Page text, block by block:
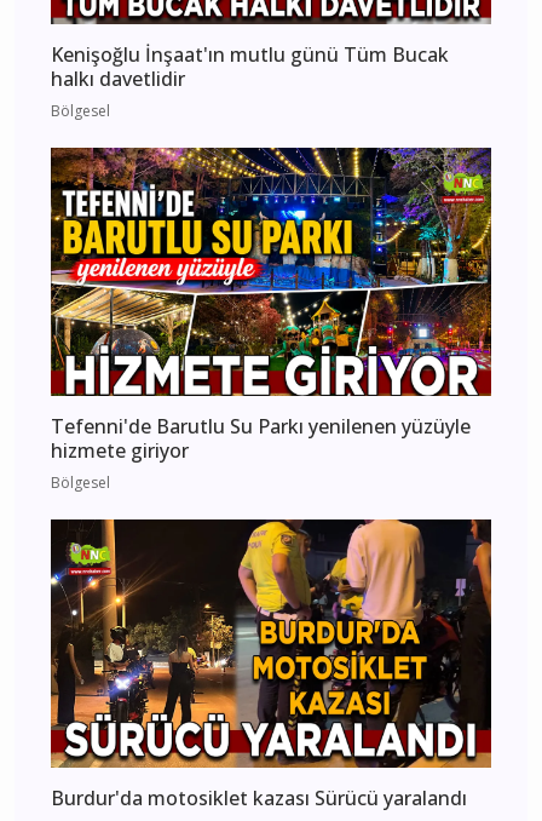
Kenişoğlu İnşaat'ın mutlu günü Tüm Bucak
halkı davetlidir
Bölgesel
Tefenni'de Barutlu Su Parkı yenilenen yüzüyle
hizmete giriyor
Bölgesel
Burdur'da motosiklet kazası Sürücü yaralandı